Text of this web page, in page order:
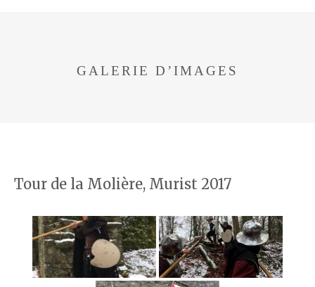
GALERIE D’IMAGES
Tour de la Molière, Murist 2017